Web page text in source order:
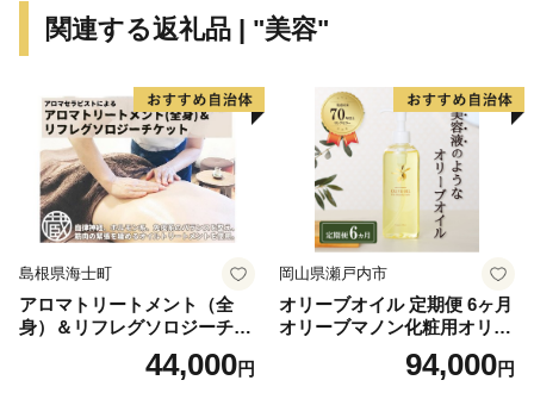
町にはメジャーな観光施設はあまりありませんが、会津
時間は１時間程度と、非常に交通の便が良い場所です。
お米やトマト、キュウリなど、町で採れる農産物はどれ
も非常に美味しいものばかりで、その他にも生産者のこ
だわりの品がたくさんございます。これらの品をふるさ
と納税でご堪能いただくとともに、東北地方においでの
際には、ぜひ矢吹町にも立ち寄っていただきますようお
願いいたします。
関連する返礼品 | "美容"
島根県海士町
アロマトリートメント（全
身）＆リフレグソロジーチケ
44,000円
岡山県瀬戸内市
オリーブオイル 定期便 6ヶ月
オリーブマノン化粧用オリー
ブオイル 200ml オリーブ オ
イル 美容 スキンケア 化粧用
94,000円